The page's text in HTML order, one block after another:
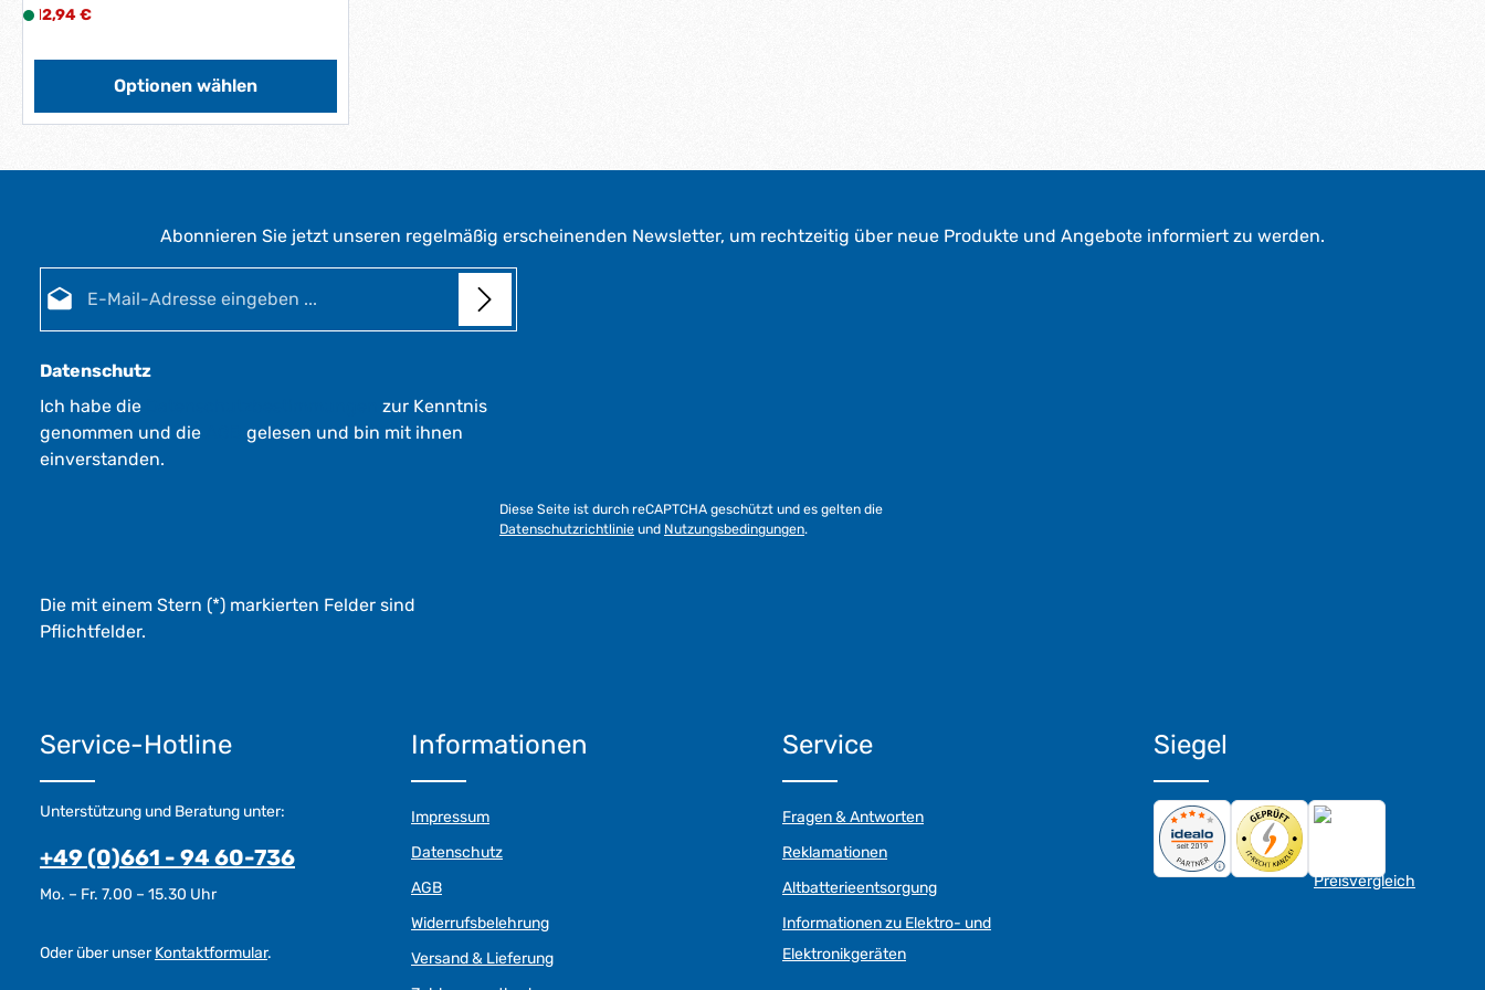
Regulärer Preis:
L
e
r
1
e
k
t
a
12,94 €
Optionen wählen
Abonnieren Sie jetzt unseren regelmäßig erscheinenden Newsletter, um rechtzeitig über neue Produkte und Angebote informiert zu werden.
Datenschutz
Ich habe die
zur Kenntnis
genommen und die
gelesen und bin mit ihnen
einverstanden.
Diese Seite ist durch reCAPTCHA geschützt und es gelten die
Datenschutzrichtlinie und Nutzungsbedingungen.
Die mit einem Stern (*) markierten Felder sind
Pflichtfelder.
Service-Hotline
Unterstützung und Beratung unter:
+49 (0)661 - 94 60-736
Mo. – Fr. 7.00 – 15.30 Uhr
Oder über unserKontaktformular.
Informationen
Impressum
Datenschutz
AGB
Widerrufsbelehrung
Versand & Lieferung
Service
Fragen & Antworten
Reklamationen
Altbatterieentsorgung
Informationen zu Elektro- und
Elektronikgeräten
Siegel